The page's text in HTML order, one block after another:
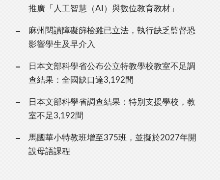
推廣「人工智慧（AI）與數位教育教材」
麻州閱讀障礙篩檢雖已立法，執行缺乏監督恐
影響學生及早介入
日本文部科學省公布公立特教學校教室不足調
查結果：全國缺口達3,192間
日本文部科學省調查結果：特別支援學校，教
室不足3,192間
馬國華小特教班增至375班，並擬於2027年開
設母語課程